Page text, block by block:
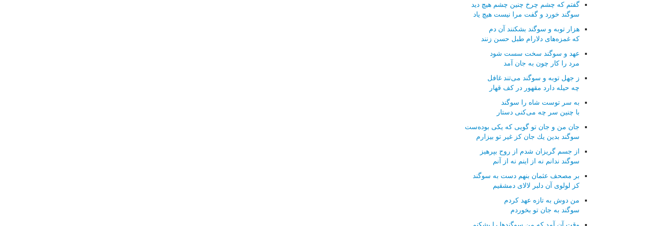
گفتم كه چشم چرخ چنین چشم هیچ دید
سوگند خورد و گفت مرا نیست هیچ یاد
هزار توبه و سوگند بشكنند آن دم
كه غمزه‌های دلارام طبل حسن زنند
عهد و سوگند سخت سست شود
مرد را كار چون به جان آمد
ز جهل توبه و سوگند می‌تند غافل
چه حیله دارد مقهور در كف قهار
به سر توست شاه را سوگند
با چنین سر چه می‌كنی دستار
جان من و جان تو گویی كه یكی بوده‌ست
سوگند بدین یك جان كز غیر تو بیزارم
از جسم گریزان شدم از روح بپرهیز
سوگند ندانم نه از اینم نه از آنم
بر مصحف عثمان بنهم دست به سوگند
كز لولوی آن دلبر لالای دمشقیم
من دوش به تازه عهد كردم
سوگند به جان تو بخوردم